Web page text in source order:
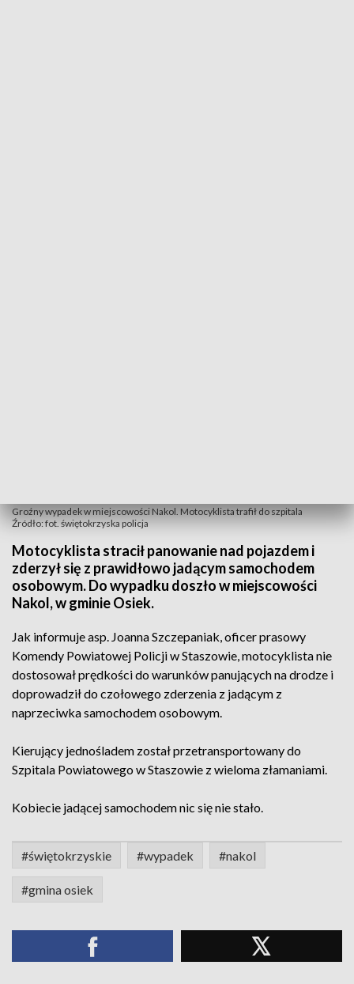
Groźny wypadek w miejscowości Nakol. Motocyklista trafił do szpitala
Źródło: fot. świętokrzyska policja
Motocyklista stracił panowanie nad pojazdem i
zderzył się z prawidłowo jadącym samochodem
osobowym. Do wypadku doszło w miejscowości
Nakol, w gminie Osiek.
Jak informuje asp. Joanna Szczepaniak, oficer prasowy
Komendy Powiatowej Policji w Staszowie, motocyklista nie
dostosował prędkości do warunków panujących na drodze i
doprowadził do czołowego zderzenia z jadącym z
naprzeciwka samochodem osobowym.
Kierujący jednośladem został przetransportowany do
Szpitala Powiatowego w Staszowie z wieloma złamaniami.
Kobiecie jadącej samochodem nic się nie stało.
#świętokrzyskie #wypadek #nakol
#gmina osiek